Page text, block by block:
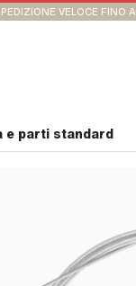
VELOCE FINO
e parti standard